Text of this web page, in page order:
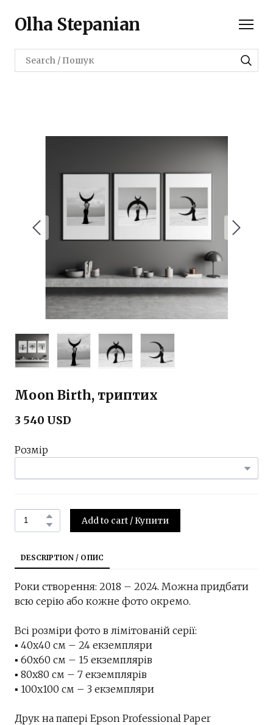
Olha Stepanian
Moon Birth, триптих
3 540 USD
Розмір
Add to cart / Купити
DESCRIPTION / ОПИС
Роки створення: 2018 – 2024. Можна придбати
всю серію або кожне фото окремо.
Всі розміри фото в лімітованій серії:
▪︎ 40х40 см – 24 екземпляри
▪︎ 60х60 см – 15 екземплярів
▪︎ 80х80 см – 7 екземплярів
▪︎ 100х100 см – 3 екземпляри
Друк на папері Epson Professional Paper